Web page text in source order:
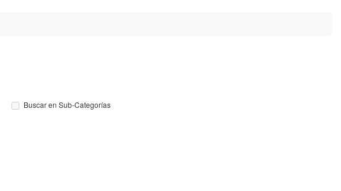
Buscar en Sub-Categorías